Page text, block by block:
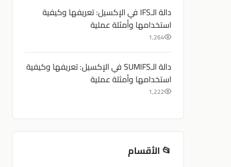
دالة الـIFS في الإكسيل: تعريفها وكيفية
استخدامها وأمثلة عملية
1,264
دالة الـSUMIFS في الإكسيل: تعريفها وكيفية
استخدامها وأمثلة عملية
1,222
📂 الأقسام